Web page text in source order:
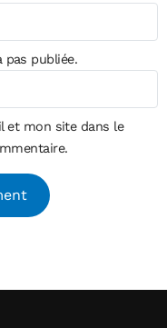
pas publiée.
et mon site dans le